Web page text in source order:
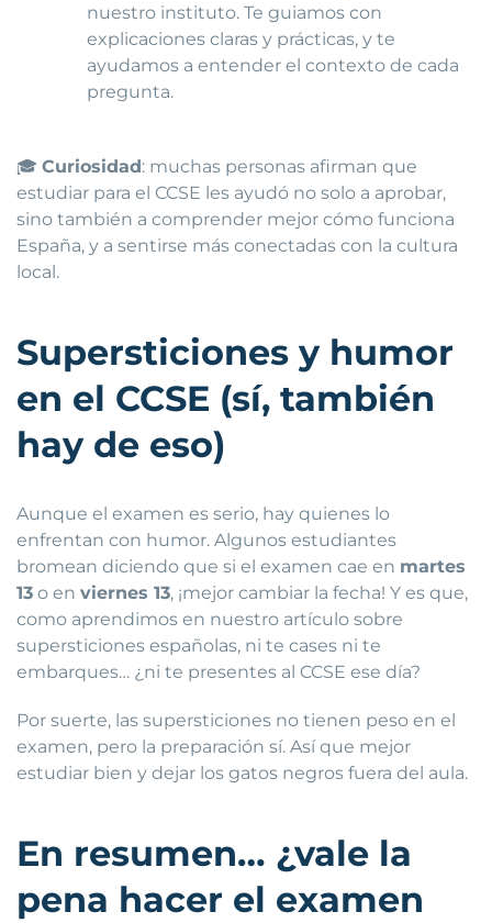
nuestro instituto. Te guiamos con
explicaciones claras y prácticas, y te
ayudamos a entender el contexto de cada
pregunta.
🎓 Curiosidad : muchas personas afirman que
estudiar para el CCSE les ayudó no solo a aprobar,
sino también a comprender mejor cómo funciona
España, y a sentirse más conectadas con la cultura
local.
Supersticiones y humor
en el CCSE (sí, también
hay de eso)
Aunque el examen es serio, hay quienes lo
enfrentan con humor. Algunos estudiantes
bromean diciendo que si el examen cae en martes
13 o en viernes 13, ¡mejor cambiar la fecha! Y es que,
como aprendimos en nuestro artículo sobre
supersticiones españolas, ni te cases ni te
embarques… ¿ni te presentes al CCSE ese día?
Por suerte, las supersticiones no tienen peso en el
examen, pero la preparación sí. Así que mejor
estudiar bien y dejar los gatos negros fuera del aula.
En resumen… ¿vale la
pena hacer el examen